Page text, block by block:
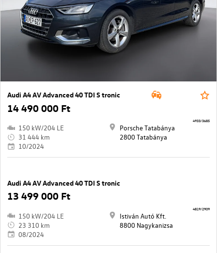
Audi A4 AV Advanced 40 TDI S tronic
14 490 000 Ft
150 kW/204 LE
31 444 km
10/2024
Porsche Tatabánya
2800 Tatabánya
4933/3685
Audi A4 AV Advanced 40 TDI S tronic
13 499 000 Ft
150 kW/204 LE
23 310 km
08/2024
Istiván Autó Kft.
8800 Nagykanizsa
4819/2909